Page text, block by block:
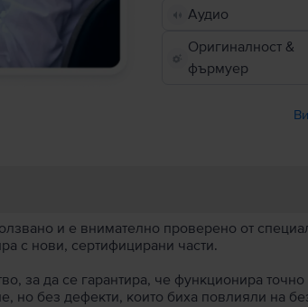
Аудио
Оригиналност &
фърмуер
и е внимателно проверено от
с нови, сертифицирани части.
за да се гарантира, че функционира
но без дефекти, които биха повлияли на